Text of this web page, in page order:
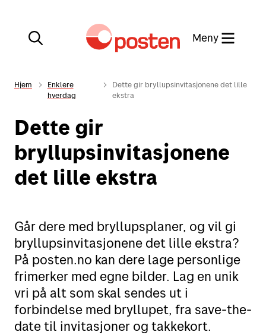
Lukk
Meny
Kundeservice
Min side
English
Sende
Sende i Norge
Sende til utlandet
Motta
Motta pakker og brev
Verktøy
Hjem
Enklere
hverdag
Dette gir bryllupsinvitasjonene det lille
ekstra
Dette gir
bryllupsinvitasjonene
det lille ekstra
Går dere med bryllupsplaner, og vil gi
bryllupsinvitasjonene det lille ekstra?
På posten.no kan dere lage personlige
frimerker med egne bilder. Lag en unik
vri på alt som skal sendes ut i
forbindelse med bryllupet, fra save-the-
date til invitasjoner og takkekort.